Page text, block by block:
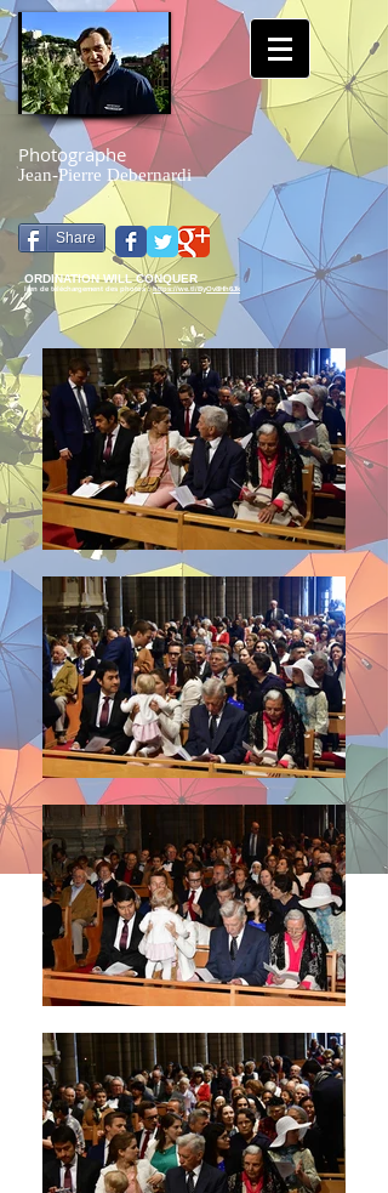
Jean-Pierre Debernardi
Photographe
Share
ORDINATION WILL CONQUER
lien de téléchargement des photos :https://we.tl/ByOv8Hh6Jk